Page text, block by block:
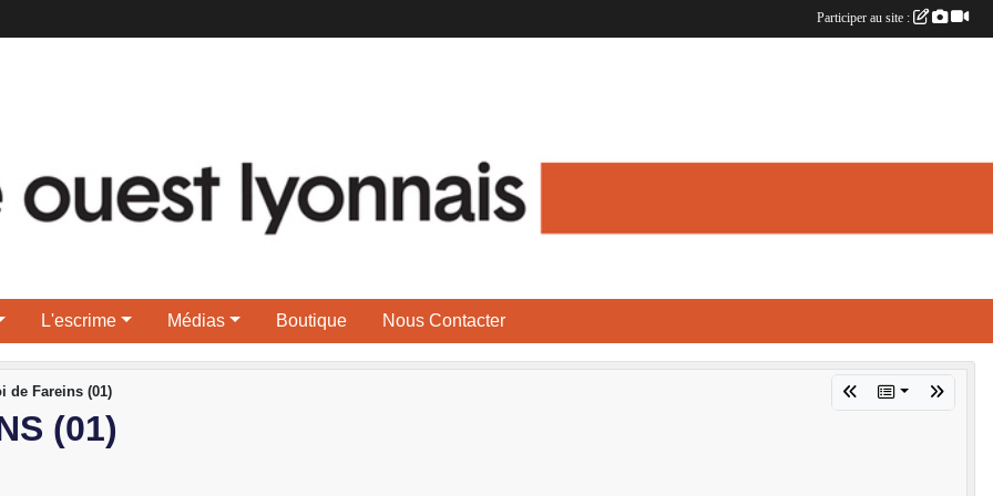
L'escrime Médias Boutique Nous Contacter
de Fareins (01)
(01)
Participer au site :